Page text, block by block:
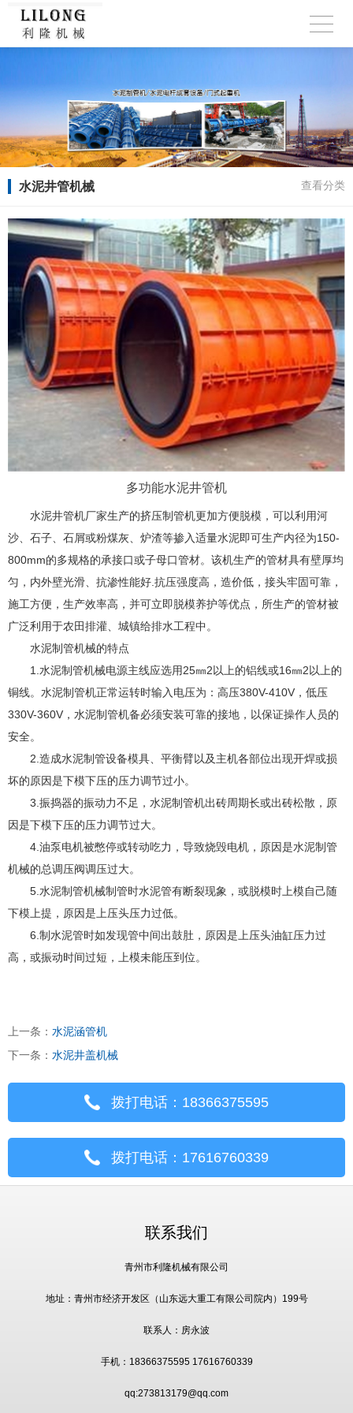
水泥井管机械 查看分类
多功能水泥井管机
水泥井管机厂家生产的挤压制管机更加方便脱模，可以利用河
沙、石子、石屑或粉煤灰、炉渣等掺入适量水泥即可生产内径为150-
800mm的多规格的承接口或子母口管材。该机生产的管材具有壁厚均
匀，内外壁光滑、抗渗性能好.抗压强度高，造价低，接头牢固可靠，
施工方便，生产效率高，并可立即脱模养护等优点，所生产的管材被
广泛利用于农田排灌、城镇给排水工程中。
水泥制管机械的特点
1.水泥制管机械电源主线应选用25㎜2以上的铝线或16㎜2以上的
铜线。水泥制管机正常运转时输入电压为：高压380V-410V，低压
330V-360V，水泥制管机备必须安装可靠的接地，以保证操作人员的
安全。
2.造成水泥制管设备模具、平衡臂以及主机各部位出现开焊或损
坏的原因是下模下压的压力调节过小。
3.振捣器的振动力不足，水泥制管机出砖周期长或出砖松散，原
因是下模下压的压力调节过大。
4.油泵电机被憋停或转动吃力，导致烧毁电机，原因是水泥制管
机械的总调压阀调压过大。
5.水泥制管机械制管时水泥管有断裂现象，或脱模时上模自己随
下模上提，原因是上压头压力过低。
6.制水泥管时如发现管中间出鼓肚，原因是上压头油缸压力过
高，或振动时间过短，上模未能压到位。
上一条： 水泥涵管机
下一条： 水泥井盖机械
拨打电话：18366375595
拨打电话：17616760339
联系我们
青州市利隆机械有限公司
地址：青州市经济开发区（山东远大重工有限公司院内）199号
联系人：房永波
手机：18366375595 17616760339
qq:273813179@qq.com